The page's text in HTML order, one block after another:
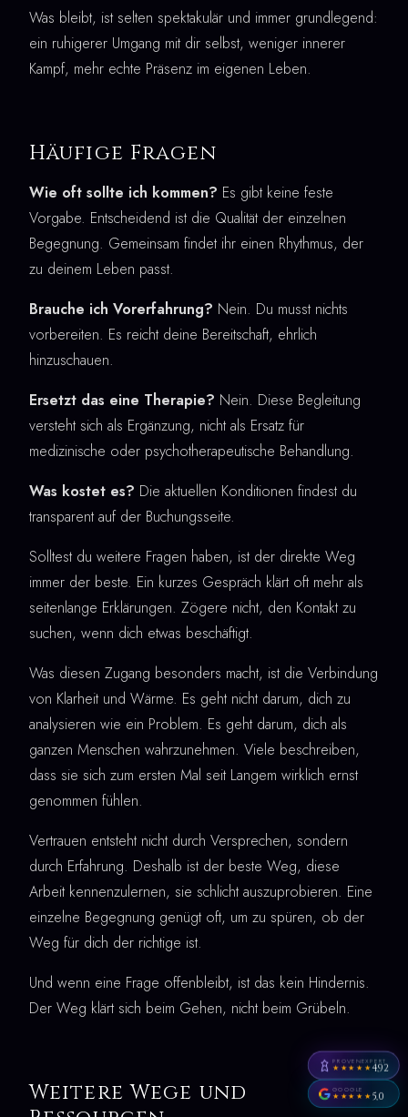
Was bleibt, ist selten spektakulär und immer grundlegend:
ein ruhigerer Umgang mit dir selbst, weniger innerer
Kampf, mehr echte Präsenz im eigenen Leben.
Häufige Fragen
Wie oft sollte ich kommen? Es gibt keine feste
Vorgabe. Entscheidend ist die Qualität der einzelnen
Begegnung. Gemeinsam findet ihr einen Rhythmus, der
zu deinem Leben passt.
Brauche ich Vorerfahrung? Nein. Du musst nichts
vorbereiten. Es reicht deine Bereitschaft, ehrlich
hinzuschauen.
Ersetzt das eine Therapie? Nein. Diese Begleitung
versteht sich als Ergänzung, nicht als Ersatz für
medizinische oder psychotherapeutische Behandlung.
Was kostet es? Die aktuellen Konditionen findest du
transparent auf der Buchungsseite.
Solltest du weitere Fragen haben, ist der direkte Weg
immer der beste. Ein kurzes Gespräch klärt oft mehr als
seitenlange Erklärungen. Zögere nicht, den Kontakt zu
suchen, wenn dich etwas beschäftigt.
Was diesen Zugang besonders macht, ist die Verbindung
von Klarheit und Wärme. Es geht nicht darum, dich zu
analysieren wie ein Problem. Es geht darum, dich als
ganzen Menschen wahrzunehmen. Viele beschreiben,
dass sie sich zum ersten Mal seit Langem wirklich ernst
genommen fühlen.
Vertrauen entsteht nicht durch Versprechen, sondern
durch Erfahrung. Deshalb ist der beste Weg, diese
Arbeit kennenzulernen, sie schlicht auszuprobieren. Eine
einzelne Begegnung genügt oft, um zu spüren, ob der
Weg für dich der richtige ist.
Und wenn eine Frage offenbleibt, ist das kein Hindernis.
Der Weg klärt sich beim Gehen, nicht beim Grübeln.
Weitere Wege und
PROVENEXPERT
★★★★★4,92
GOOGLE
★★★★★5,0